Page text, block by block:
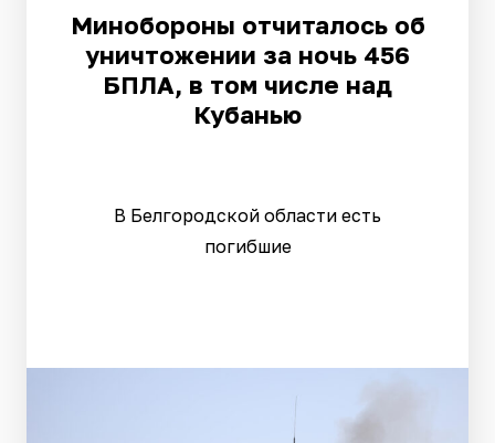
Минобороны отчиталось об
уничтожении за ночь 456
БПЛА, в том числе над
Кубанью
В Белгородской области есть
погибшие